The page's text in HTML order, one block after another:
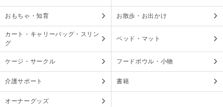
おもちゃ・知育 お散歩・お出かけ
カート・キャリーバッグ・スリン
グ
ベッド・マット
ケージ・サークル フードボウル・小物
介護サポート 書籍
オーナーグッズ